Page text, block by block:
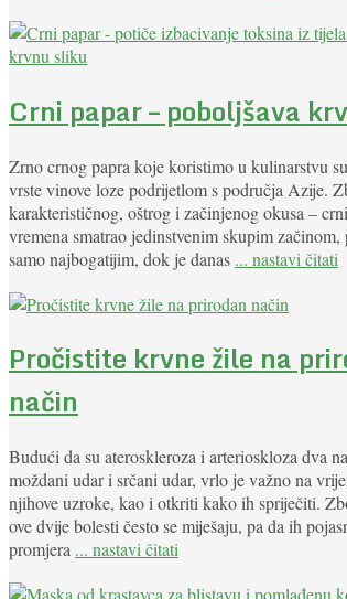
Crni papar – poboljšava
Zrno crnog papra koje koristimo u kulinarstvu
vrste vinove loze podrijetlom s područja Azije.
karakterističnog, oštrog i začinjenog okusa –
vremena smatrao jedinstvenim skupim začinom,
samo najbogatijim, dok je danas ... nastavi čitati
Pročistite krvne žile na
način
Budući da su ateroskleroza i arterioskloza dva
moždani udar i srčani udar, vrlo je važno na
njihove uzroke, kao i otkriti kako ih spriječiti.
ove dvije bolesti često se miješaju, pa da ih
promjera ... nastavi čitati